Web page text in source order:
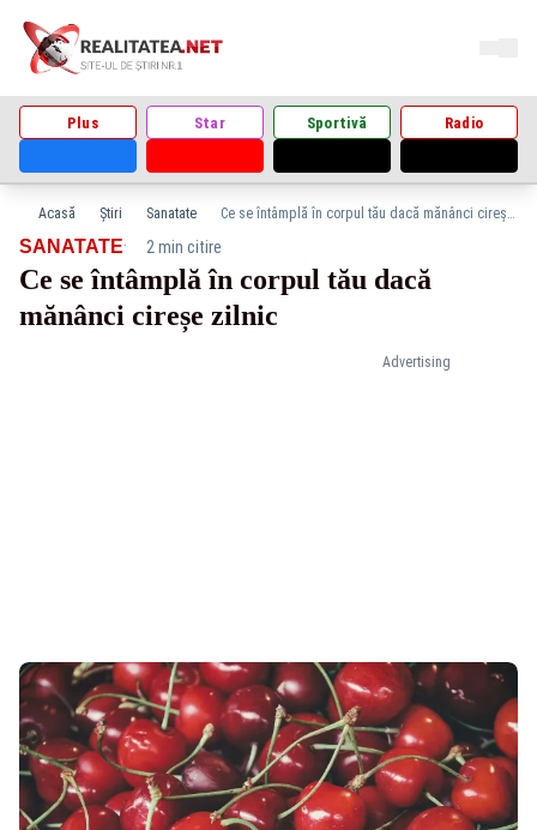
Plus Star Sportivă Radio
Acasă Știri Sanatate Ce se întâmplă în corpul tău dacă mănânci cireșe zilnic
Advertising
SANATATE· 2 min citire
Ce se întâmplă în corpul tău dacă
mănânci cireșe zilnic